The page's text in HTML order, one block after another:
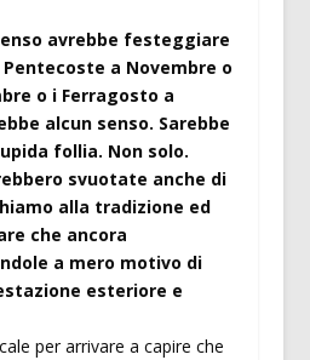
avrebbe festeggiare
a Novembre o
o i Ferragosto a
alcun senso. Sarebbe
follia. Non solo.
svuotate anche di
alla tradizione ed
che ancora
a mero motivo di
esteriore e
per arrivare a capire che